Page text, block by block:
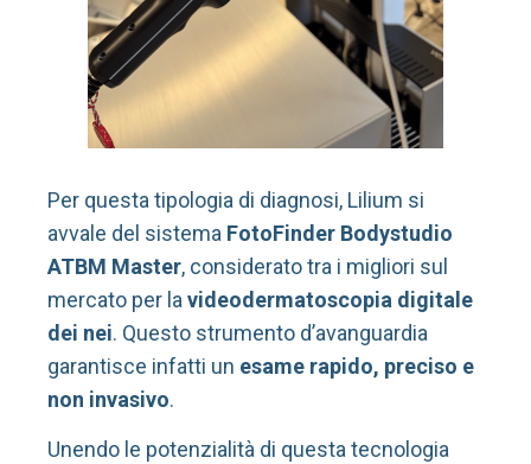
Per questa tipologia di diagnosi, Lilium si
avvale del sistema FotoFinder Bodystudio
ATBM Master, considerato tra i migliori sul
mercato per la videodermatoscopia digitale
dei nei. Questo strumento d’avanguardia
garantisce infatti un esame rapido, preciso e
non invasivo.
Unendo le potenzialità di questa tecnologia